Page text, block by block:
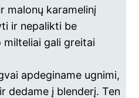
malonų karamelinį
ir nepalikti be
milteliai gali greitai
apdeginame ugnimi,
dedame į blenderį. Ten